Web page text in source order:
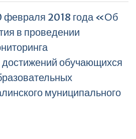
февраля 2018 года «Об
в проведении
обучающихся
муниципального